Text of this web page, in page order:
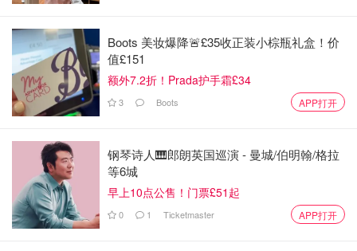
制成的速溶茶粉！生产过程不添加植脂末（奶精）、色素、
防腐剂！也许因为乳含量60%+所以个人觉得喝完饱腹感强‼️
Boots 美妆爆降🚨£35收正装小棕瓶礼盒！价
值£151
额外7.2折！Prada护手霜£34
3 Boots APP打开
钢琴诗人🎹郎朗英国巡演 - 曼城/伯明翰/格拉
等6城
早上10点公售！门票£51起
0 1 Ticketmaster APP打开